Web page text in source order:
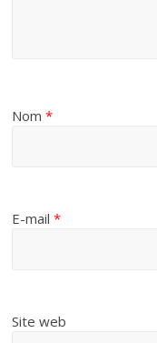
Nom*
E-mail*
Site web